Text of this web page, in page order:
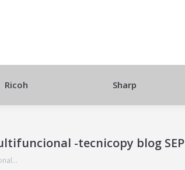
Ricoh Sharp
-tecnicopy blog SEP